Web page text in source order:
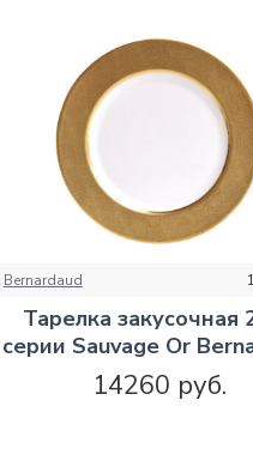
Bernardaud
Тарелка закусочная
серии Sauvage Or
14260 руб.